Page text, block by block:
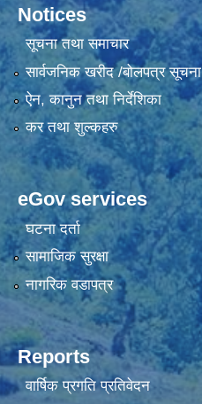
Notices
सूचना तथा समाचार
सार्वजनिक खरीद /बोलपत्र सूचना
ऐन, कानुन तथा निर्देशिका
कर तथा शुल्कहरु
eGov services
घटना दर्ता
सामाजिक सुरक्षा
नागरिक वडापत्र
Reports
वार्षिक प्रगति प्रतिवेदन